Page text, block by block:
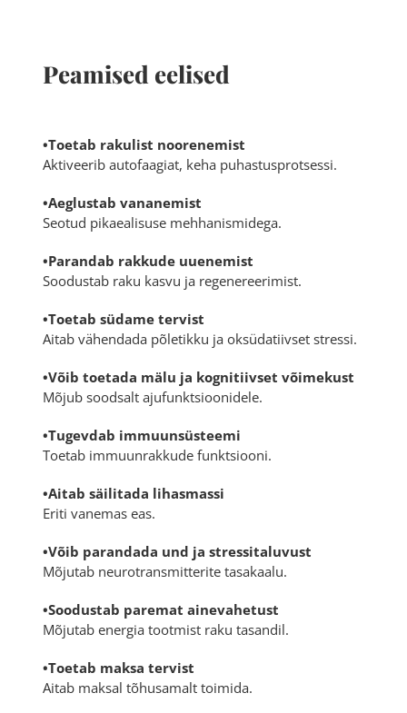
Peamised eelised
•Toetab rakulist noorenemist
Aktiveerib autofaagiat, keha puhastusprotsessi.
•Aeglustab vananemist
Seotud pikaealisuse mehhanismidega.
•Parandab rakkude uuenemist
Soodustab raku kasvu ja regenereerimist.
•Toetab südame tervist
Aitab vähendada põletikku ja oksüdatiivset stressi.
•Võib toetada mälu ja kognitiivset võimekust
Mõjub soodsalt ajufunktsioonidele.
•Tugevdab immuunsüsteemi
Toetab immuunrakkude funktsiooni.
•Aitab säilitada lihasmassi
Eriti vanemas eas.
•Võib parandada und ja stressitaluvust
Mõjutab neurotransmitterite tasakaalu.
•Soodustab paremat ainevahetust
Mõjutab energia tootmist raku tasandil.
•Toetab maksa tervist
Aitab maksal tõhusamalt toimida.